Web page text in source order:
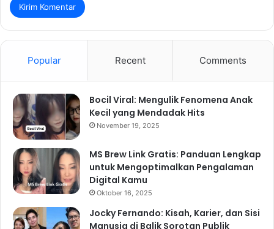
Popular Recent Comments
Bocil Viral: Mengulik Fenomena Anak
Kecil yang Mendadak Hits
November 19, 2025
MS Brew Link Gratis: Panduan Lengkap
untuk Mengoptimalkan Pengalaman
Digital Kamu
Oktober 16, 2025
Jocky Fernando: Kisah, Karier, dan Sisi
Manusia di Balik Sorotan Publik